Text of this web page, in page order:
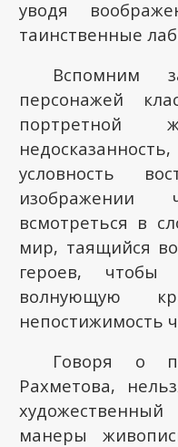
уводя
таинственные
Вспомним
персонажей
портретной
условность
изображении
всмотреться в
мир, таящийся во
героев,
волнующую
непостижимость
Говоря о
Рахметова,
художественный
манеры